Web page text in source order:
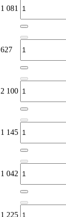
1 081
627
2 100
1 145
1 042
1 225